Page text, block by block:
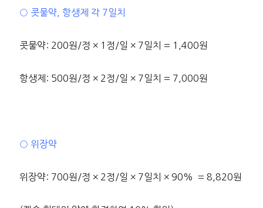
○ 콧물약, 항생제 각 7일치
콧물약: 200원/정 × 1정/일 × 7일치 = 1,400원
항생제: 500원/정 × 2정/일 × 7일치 = 7,000원
○ 위장약
위장약: 700원/정 × 2정/일 × 7일치 × 90% = 8,820원